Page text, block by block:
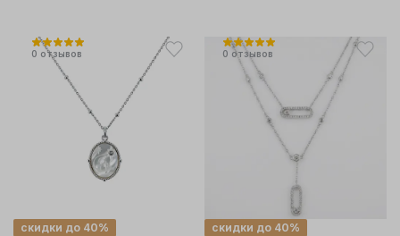
0 отзывов
скидки до 40%
0 отзывов
скидки до 40%